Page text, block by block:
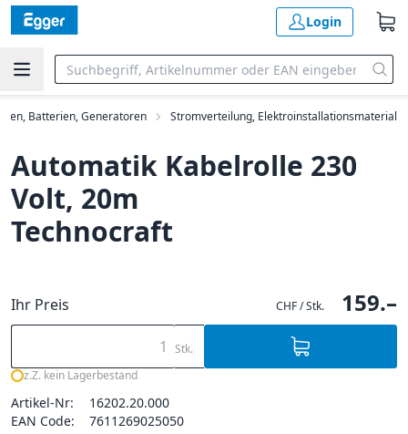
Login
Batterien, Generatoren Stromverteilung, Elektroinstallationsmaterial
Automatik Kabelrolle 230
Volt, 20m
Technocraft
Ihr Preis CHF / Stk. 159.–
Stk.
z.Z. kein Lagerbestand
Artikel-Nr:
16202.20.000
EAN Code:
7611269025050